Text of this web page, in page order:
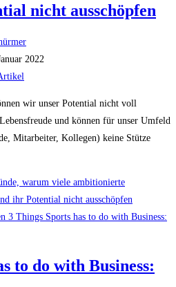
nicht ausschöpfen
2022
wir unser Potential nicht voll
und können für unser Umfeld
Mitarbeiter, Kollegen) keine Stütze
warum viele ambitionierte
ihr Potential nicht ausschöpfen
to do with Business: